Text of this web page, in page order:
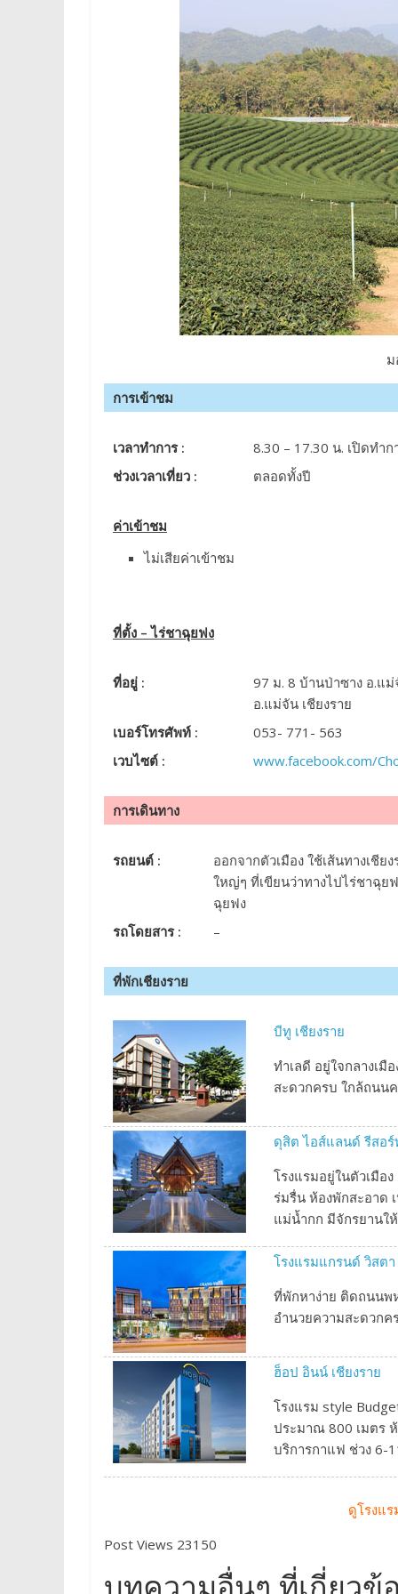
ม
การเข้าชม
เวลาทำการ :
8.30 – 17.30 น. เปิดทำ
ช่วงเวลาเที่ยว :
ตลอดทั้งปี
ค่าเข้าชม
ไม่เสียค่าเข้าชม
ที่ตั้ง – ไร่ชาฉุยฟง
ที่อยู่ :
97 ม. 8 บ้านป่าซาง อ.แม่
อ.แม่จัน เชียงราย
เบอร์โทรศัพท์ :
053- 771- 563
เวบไซต์ :
www.facebook.com/
การเดินทาง
รถยนต์ :
ออกจากตัวเมือง ใช้เส้นทางเชี
ใหญ่ๆ ที่เขียนว่าทางไปไร่ชาฉุย
ฉุยฟง
รถโดยสาร :
–
ที่พักเชียงราย
บีทู เชียงราย
ทำเลดี อยู่ใจกลางเมื
สะดวกครบ ใกล้ถนน
ดุสิต ไอส์แลนด์ รีสอ
โรงแรมอยู่ในตัวเมือ
ร่มรื่น ห้องพักสะอาด
แม่น้ำกก มีจักรยานใ
โรงแรมแกรนด์ วิสตา
ที่พักหาง่าย ติดถนนพ
อำนวยความสะดวกค
ฮ็อป อินน์ เชียงราย
โรงแรม style
ประมาณ 800 เมตร
บริการกาแฟ ช่วง 6-
ดูโรงแ
Post Views 23150